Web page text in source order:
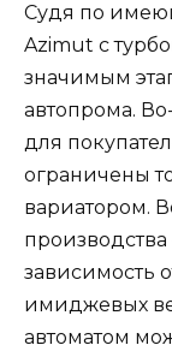
Судя по
Azimut с
значимым
автопрома.
для
ограничены
вариатором.
зависимость
имиджевых
автоматом